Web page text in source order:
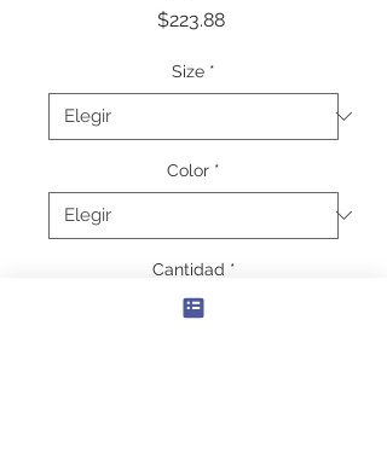
$223.88Precio
Size *
Color *
Cantidad *